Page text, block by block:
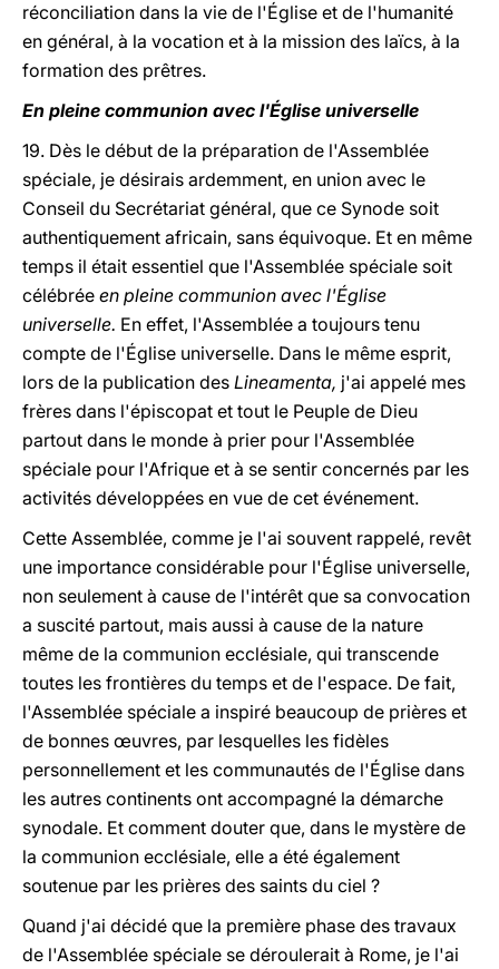
réconciliation dans la vie de l'Église et de l'humanité
en général, à la vocation et à la mission des laïcs, à la
formation des prêtres.
En pleine communion avec l'Église universelle
19. Dès le début de la préparation de l'Assemblée
spéciale, je désirais ardemment, en union avec le
Conseil du Secrétariat général, que ce Synode soit
authentiquement africain, sans équivoque. Et en même
temps il était essentiel que l'Assemblée spéciale soit
célébrée en pleine communion avec l'Église
universelle. En effet, l'Assemblée a toujours tenu
compte de l'Église universelle. Dans le même esprit,
lors de la publication des Lineamenta, j'ai appelé mes
frères dans l'épiscopat et tout le Peuple de Dieu
partout dans le monde à prier pour l'Assemblée
spéciale pour l'Afrique et à se sentir concernés par les
activités développées en vue de cet événement.
Cette Assemblée, comme je l'ai souvent rappelé, revêt
une importance considérable pour l'Église universelle,
non seulement à cause de l'intérêt que sa convocation
a suscité partout, mais aussi à cause de la nature
même de la communion ecclésiale, qui transcende
toutes les frontières du temps et de l'espace. De fait,
l'Assemblée spéciale a inspiré beaucoup de prières et
de bonnes œuvres, par lesquelles les fidèles
personnellement et les communautés de l'Église dans
les autres continents ont accompagné la démarche
synodale. Et comment douter que, dans le mystère de
la communion ecclésiale, elle a été également
soutenue par les prières des saints du ciel ?
Quand j'ai décidé que la première phase des travaux
de l'Assemblée spéciale se déroulerait à Rome, je l'ai